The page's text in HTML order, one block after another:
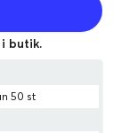
butik.
50 st